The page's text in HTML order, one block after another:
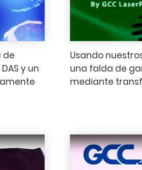
de
y un
Usando
una falda de
mediante